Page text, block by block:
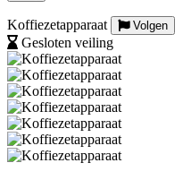
Koffiezetapparaat Volgen
Gesloten veiling